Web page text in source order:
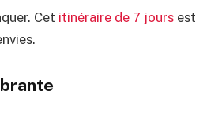
Cet itinéraire de 7 jours est